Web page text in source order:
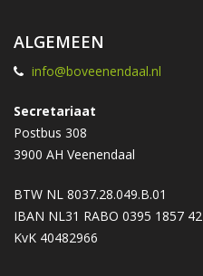
ALGEMEEN
info@boveenendaal.nl
Secretariaat
Postbus 308
3900 AH Veenendaal
BTW NL 8037.28.049.B.01
IBAN NL31 RABO 0395 1857 42
KvK 40482966